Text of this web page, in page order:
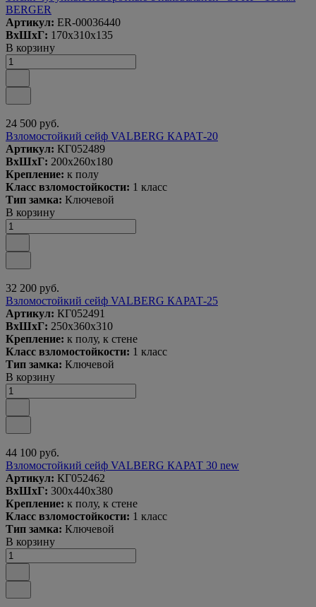
BERGER
Артикул: ER-00036440
ВxШxГ: 170x310x135
В корзину
24 500 руб.
Взломостойкий сейф VALBERG КАРАТ-20
Артикул: КГ052489
ВxШxГ: 200x260x180
Крепление: к полу
Класс взломостойкости: 1 класс
Тип замка: Ключевой
В корзину
32 200 руб.
Взломостойкий сейф VALBERG КАРАТ-25
Артикул: КГ052491
ВxШxГ: 250x360x310
Крепление: к полу, к стене
Класс взломостойкости: 1 класс
Тип замка: Ключевой
В корзину
44 100 руб.
Взломостойкий сейф VALBERG КАРАТ 30 new
Артикул: КГ052462
ВxШxГ: 300x440x380
Крепление: к полу, к стене
Класс взломостойкости: 1 класс
Тип замка: Ключевой
В корзину